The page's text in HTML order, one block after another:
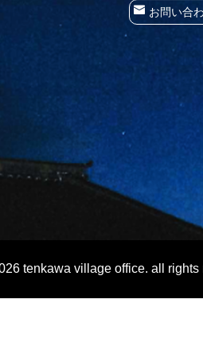
お問い合
tenkawa village office. all rights